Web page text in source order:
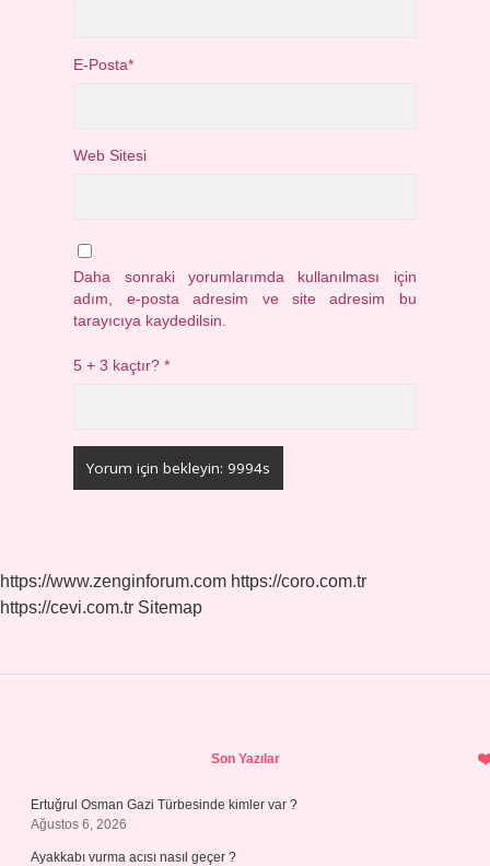
E-Posta*
Web Sitesi
Daha sonraki yorumlarımda kullanılması için
adım, e-posta adresim ve site adresim bu
tarayıcıya kaydedilsin.
5 + 3 kaçtır?*
https://www.zenginforum.com https://coro.com.tr
https://cevi.com.tr Sitemap
Son Yazılar
Ertuğrul Osman Gazi Türbesinde kimler var ?
Ağustos 6, 2026
Ayakkabı vurma acısı nasıl geçer ?